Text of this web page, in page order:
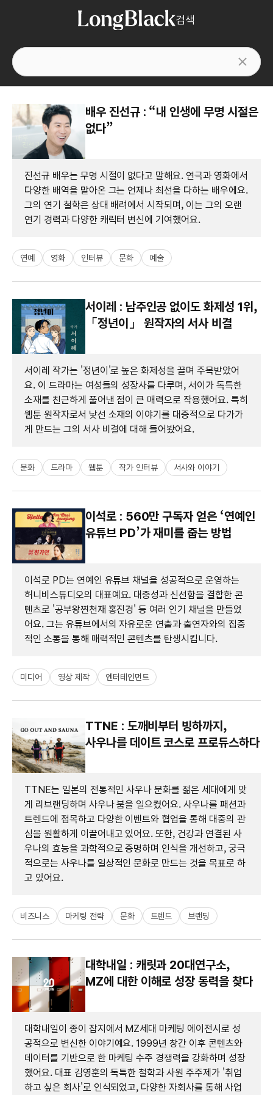
검색
배우 진선규 : “내 인생에 무명 시절은
없다”
진선규 배우는 무명 시절이 없다고 말해요. 연극과 영화에서
다양한 배역을 맡아온 그는 언제나 최선을 다하는 배우에요.
그의 연기 철학은 상대 배려에서 시작되며, 이는 그의 오랜
연기 경력과 다양한 캐릭터 변신에 기여했어요.
연예 영화 인터뷰 문화 예술
서이레 : 남주인공 없이도 화제성 1위,
「정년이」 원작자의 서사 비결
서이레 작가는 '정년이'로 높은 화제성을 끌며 주목받았어
요. 이 드라마는 여성들의 성장사를 다루며, 서이가 독특한
소재를 친근하게 풀어낸 점이 큰 매력으로 작용했어요. 특히
웹툰 원작자로서 낯선 소재의 이야기를 대중적으로 다가가
게 만드는 그의 서사 비결에 대해 들어봤어요.
문화 드라마 웹툰 작가 인터뷰 서사와 이야기
이석로 : 560만 구독자 얻은 ‘연예인
유튜브 PD’가 재미를 줍는 방법
이석로 PD는 연예인 유튜브 채널을 성공적으로 운영하는
허니비스튜디오의 대표예요. 대중성과 신선함을 결합한 콘
텐츠로 '공부왕찐천재 홍진경' 등 여러 인기 채널을 만들었
어요. 그는 유튜브에서의 자유로운 연출과 출연자와의 집중
적인 소통을 통해 매력적인 콘텐츠를 탄생시킵니다.
미디어 영상 제작 엔터테인먼트
TTNE : 도깨비부터 빙하까지,
사우나를 데이트 코스로 프로듀스하다
TTNE는 일본의 전통적인 사우나 문화를 젊은 세대에게 맞
게 리브랜딩하며 사우나 붐을 일으켰어요. 사우나를 패션과
트렌드에 접목하고 다양한 이벤트와 협업을 통해 대중의 관
심을 원활하게 이끌어내고 있어요. 또한, 건강과 연결된 사
우나의 효능을 과학적으로 증명하며 인식을 개선하고, 궁극
적으로는 사우나를 일상적인 문화로 만드는 것을 목표로 하
고 있어요.
비즈니스 마케팅 전략 문화 트렌드 브랜딩
대학내일 : 캐릿과 20대연구소,
MZ에 대한 이해로 성장 동력을 찾다
대학내일이 종이 잡지에서 MZ세대 마케팅 에이전시로 성
공적으로 변신한 이야기예요. 1999년 창간 이후 콘텐츠와
데이터를 기반으로 한 마케팅 수주 경쟁력을 강화하며 성장
했어요. 대표 김영훈의 독특한 철학과 사원 주주제가 '취업
하고 싶은 회사'로 인식되었고, 다양한 자회사를 통해 사업